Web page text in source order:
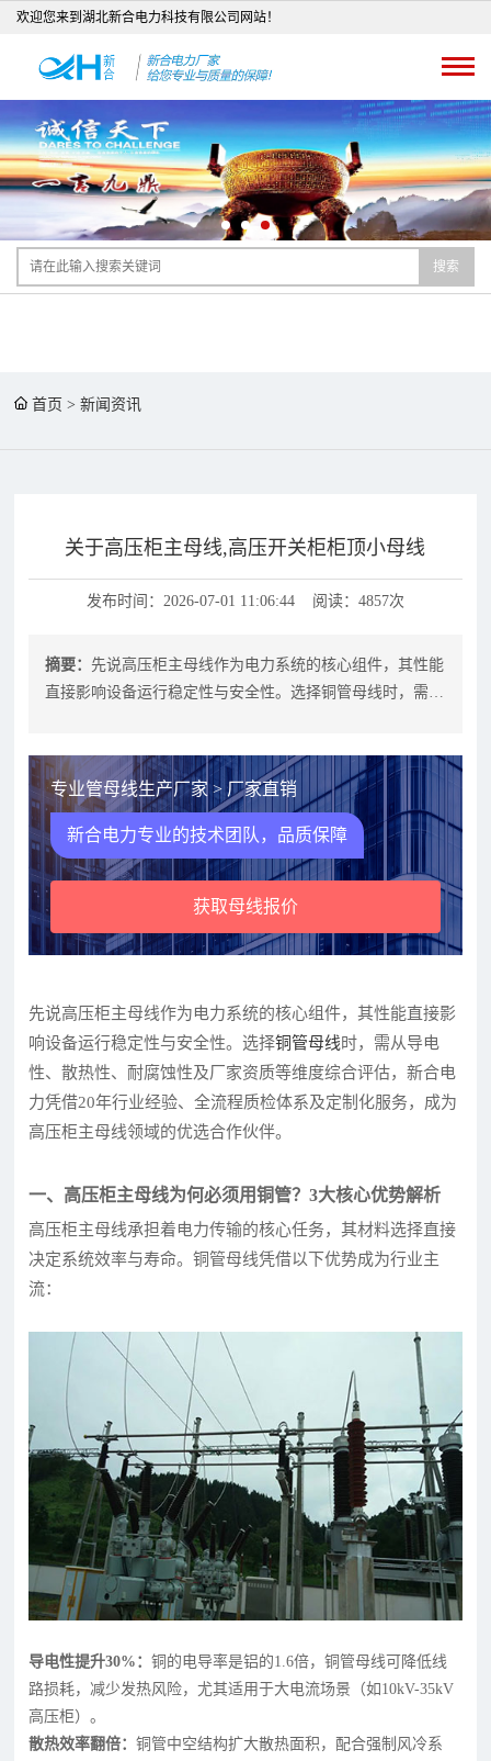
欢迎您来到湖北新合电力科技有限公司网站！
搜索
首页 >新闻资讯
关于高压柜主母线,高压开关柜柜顶小母线
发布时间：2026-07-01 11:06:44 阅读：4857次
摘要：先说高压柜主母线作为电力系统的核心组件，其性能
直接影响设备运行稳定性与安全性。选择铜管母线时，需从
专业管母线生产厂家 > 厂家直销
新合电力专业的技术团队，品质保障
获取母线报价
先说高压柜主母线作为电力系统的核心组件，其性能直接影
响设备运行稳定性与安全性。选择铜管母线时，需从导电
性、散热性、耐腐蚀性及厂家资质等维度综合评估，新合电
力凭借20年行业经验、全流程质检体系及定制化服务，成为
高压柜主母线领域的优选合作伙伴。
一、高压柜主母线为何必须用铜管？3大核心优势解析
高压柜主母线承担着电力传输的核心任务，其材料选择直接
决定系统效率与寿命。铜管母线凭借以下优势成为行业主
流：
导电性提升30%：铜的电导率是铝的1.6倍，铜管母线可降低线
路损耗，减少发热风险，尤其适用于大电流场景（如10kV-35kV
高压柜）。
散热效率翻倍：铜管中空结构扩大散热面积，配合强制风冷系